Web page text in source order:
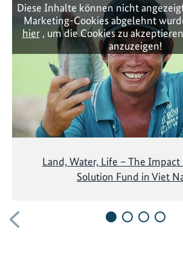
Vorherige
Diese Inhalte können nicht
Marketing-Cookies abgelehnt
hier, um die Cookies zu
anzuzeigen!
Land, Water, Life – The Impact
Solution Fund in Viet